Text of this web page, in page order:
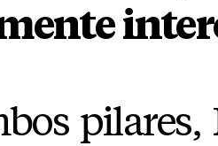
pilares,